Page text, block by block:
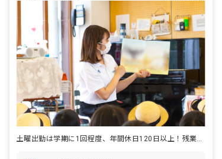
土曜出勤は学期に1回程度、年間休日120日以上！残業ほぼなし